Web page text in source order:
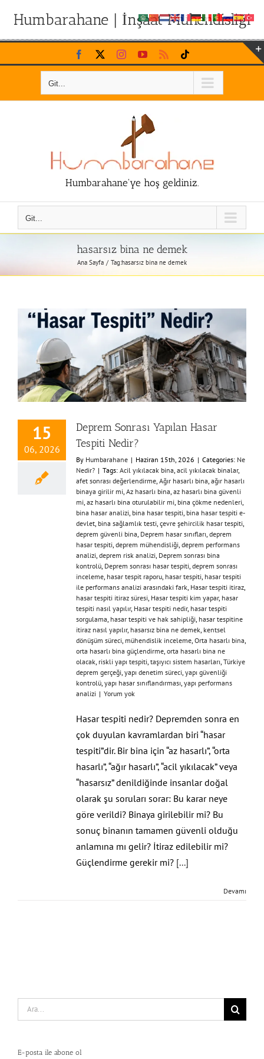
Humbarahane | İnşaat Mühendisliği
Skip
to
Facebook InstagramYouTubeRss
Git...
Humbarahane'ye hoş geldiniz.
Git...
hasarsız bina ne demek
Ana Sayfa Tag:hasarsız bina ne demek
15
06, 2026
Deprem Sonrası Yapılan Hasar
Tespiti Nedir?
By Humbarahane | Haziran 15th, 2026 | Categories: Ne
Nedir? | Tags: Acil yıkılacak bina acil yıkılacak binalar,
afet sonrası değerlendirme Ağır hasarlı bina ağır hasarlı
binaya girilir mi Az hasarlı bina az hasarlı bina güvenli
mi az hasarlı bina oturulabilir mi bina çökme nedenleri
bina hasar analizi bina hasar tespiti bina hasar tespiti e-
devlet bina sağlamlık testi çevre şehircilik hasar tespiti
deprem güvenli bina Deprem hasar sınıfları deprem
hasar tespiti deprem mühendisliği deprem performans
analizi deprem risk analizi Deprem sonrası bina
kontrolü Deprem sonrası hasar tespiti deprem sonrası
inceleme hasar tespit raporu hasar tespiti hasar tespiti
ile performans analizi arasındaki fark Hasar tespiti itiraz
hasar tespiti itiraz süresi Hasar tespiti kim yapar, hasar
tespiti nasıl yapılır, Hasar tespiti nedir, hasar tespiti
sorgulama hasar tespiti ve hak sahipliği hasar tespitine
itiraz nasıl yapılır, hasarsız bina ne demek kentsel
dönüşüm süreci mühendislik inceleme Orta hasarlı bina
orta hasarlı bina güçlendirme orta hasarlı bina ne
olacak riskli yapı tespiti taşıyıcı sistem hasarları Türkiye
deprem gerçeği yapı denetim süreci yapı güvenliği
kontrolü yapı hasar sınıflandırması yapı performans
analizi | Yorum yok
Hasar tespiti nedir? Depremden sonra en
çok duyulan kavramlardan biri “hasar
tespiti”dir. Bir bina için “az hasarlı”, “orta
hasarlı”, “ağır hasarlı”, “acil yıkılacak” veya
“hasarsız” denildiğinde insanlar doğal
olarak şu soruları sorar: Bu karar neye
göre verildi? Binaya girilebilir mi? Bu
sonuç binanın tamamen güvenli olduğu
anlamına mı gelir? İtiraz edilebilir mi?
Güçlendirme gerekir mi? [...]
Devamı
Search
for:
E-posta ile abone ol